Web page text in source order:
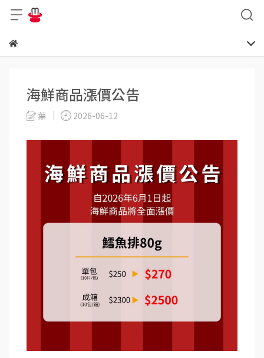
海鮮商品漲價公告
葉 2026-06-12